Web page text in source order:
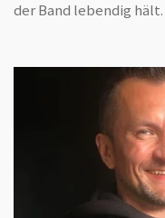
der Band lebendig hält.